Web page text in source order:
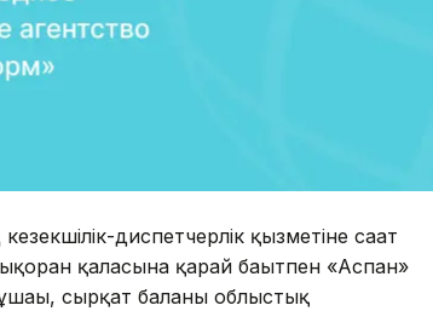
диспетчерлік қызметіне сағат
қаласына қарай бағытпен «Аспан»
сырқат баланы облыстық